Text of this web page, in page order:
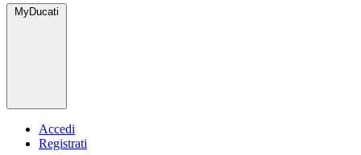
MyDucati
Accedi
Registrati